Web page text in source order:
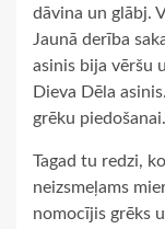
dāvina un glābj.
Jaunā derība
asinis bija vēršu
Dieva Dēla
grēku
Tagad tu redzi,
neizsmeļams
nomocījis grēks